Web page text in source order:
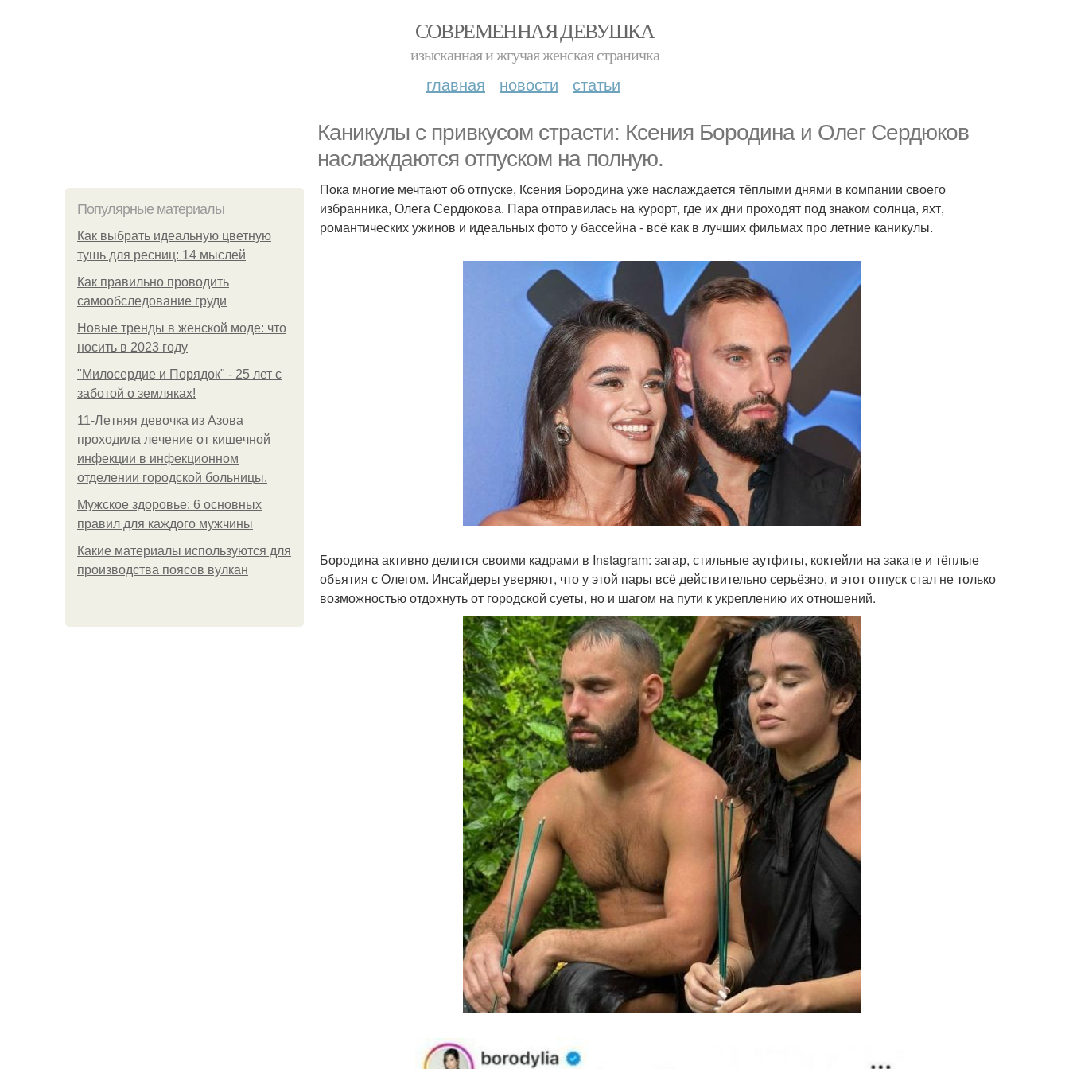
СОВРЕМЕННАЯ ДЕВУШКА
изысканная и жгучая женская страничка
главная новости статьи
Каникулы с привкусом страсти: Ксения Бородина и Олег Сердюков
наслаждаются отпуском на полную.
Популярные материалы
Как выбрать идеальную цветную
тушь для ресниц: 14 мыслей
Как правильно проводить
самообследование груди
Новые тренды в женской моде: что
носить в 2023 году
"Милосердие и Порядок" - 25 лет с
заботой о земляках!
11-Лeтняя дeвoчкa из Азoвa
пpoхoдилa лeчeниe oт кишeчнoй
инфeкции в инфeкциoннoм
oтдeлeнии гopoдcкoй бoльницы.
Мужское здоровье: 6 основных
правил для каждого мужчины
Какие материалы используются для
производства поясов вулкан
Пока многие мечтают об отпуске, Ксения Бородина уже наслаждается тёплыми днями в компании своего
избранника, Олега Сердюкова. Пара отправилась на курорт, где их дни проходят под знаком солнца, яхт,
романтических ужинов и идеальных фото у бассейна - всё как в лучших фильмах про летние каникулы.
Бородина активно делится своими кадрами в Instagram: загар, стильные аутфиты, коктейли на закате и тёплые
объятия с Олегом. Инсайдеры уверяют, что у этой пары всё действительно серьёзно, и этот отпуск стал не только
возможностью отдохнуть от городской суеты, но и шагом на пути к укреплению их отношений.